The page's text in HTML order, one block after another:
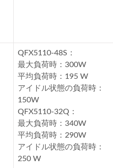
QFX5110-48S：
最大負荷時：300W
平均負荷時：195 W
アイドル状態の負荷時：
150W
QFX5110-32Q：
最大負荷時：340W
平均負荷時：290W
アイドル状態の負荷時：
250 W